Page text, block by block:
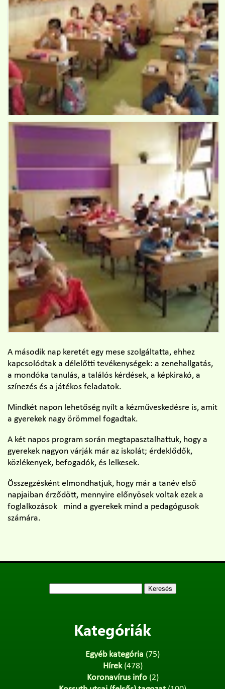
A második nap keretét egy mese szolgáltatta, ehhez
kapcsolódtak a délelőtti tevékenységek: a zenehallgatás,
a mondóka tanulás, a találós kérdések, a képkirakó, a
színezés és a játékos feladatok.
Mindkét napon lehetőség nyílt a kézműveskedésre is, amit
a gyerekek nagy örömmel fogadtak.
A két napos program során megtapasztalhattuk, hogy a
gyerekek nagyon várják már az iskolát; érdeklődők,
közlékenyek, befogadók, és lelkesek.
Összegzésként elmondhatjuk, hogy már a tanév első
napjaiban érződött, mennyire előnyösek voltak ezek a
foglalkozások mind a gyerekek mind a pedagógusok
számára.
Kategóriák
Egyéb kategória (75)
Hírek(478)
Koronavírus info(2)